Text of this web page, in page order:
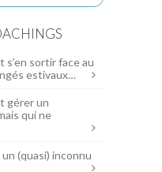
s’en sortir face au
estivaux…
gérer un
qui ne
(quasi) inconnu